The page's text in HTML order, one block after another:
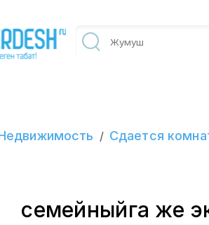
/ Сдается
семейныйга же